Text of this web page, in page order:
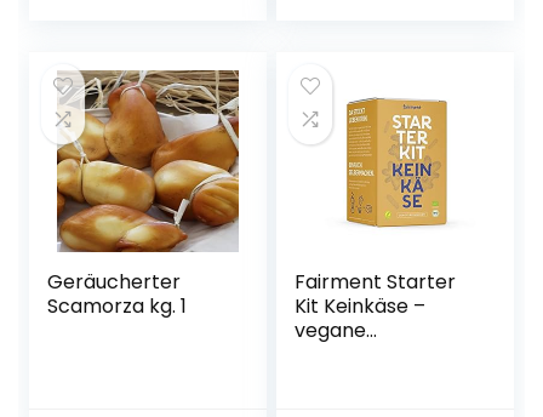
Geräucherter
Scamorza kg. 1
Fairment Starter
Kit Keinkäse –
vegane